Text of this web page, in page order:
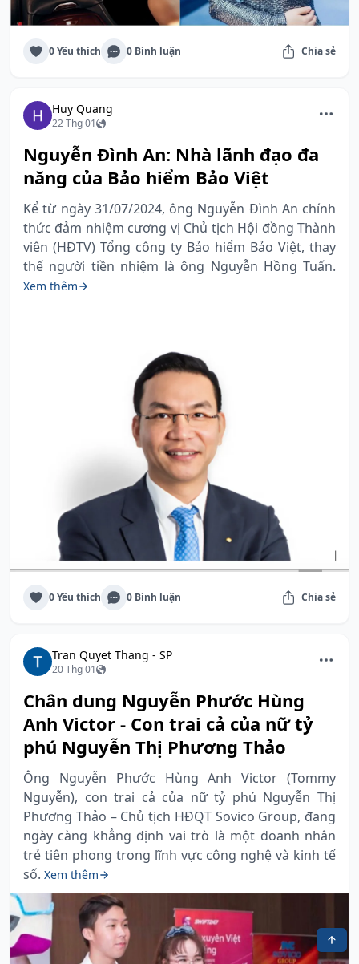
0 Yêu thích 0 Bình luận Chia sẻ
Huy Quang
22 Thg 01
Nguyễn Đình An: Nhà lãnh đạo đa
năng của Bảo hiểm Bảo Việt
Kể từ ngày 31/07/2024, ông Nguyễn Đình An chính
thức đảm nhiệm cương vị Chủ tịch Hội đồng Thành
viên (HĐTV) Tổng công ty Bảo hiểm Bảo Việt, thay
thế người tiền nhiệm là ông Nguyễn Hồng Tuấn.
Xem thêm
0 Yêu thích 0 Bình luận Chia sẻ
Tran Quyet Thang - SP
20 Thg 01
Chân dung Nguyễn Phước Hùng
Anh Victor - Con trai cả của nữ tỷ
phú Nguyễn Thị Phương Thảo
Ông Nguyễn Phước Hùng Anh Victor (Tommy
Nguyễn), con trai cả của nữ tỷ phú Nguyễn Thị
Phương Thảo – Chủ tịch HĐQT Sovico Group, đang
ngày càng khẳng định vai trò là một doanh nhân
trẻ tiên phong trong lĩnh vực công nghệ và kinh tế
số. Xem thêm